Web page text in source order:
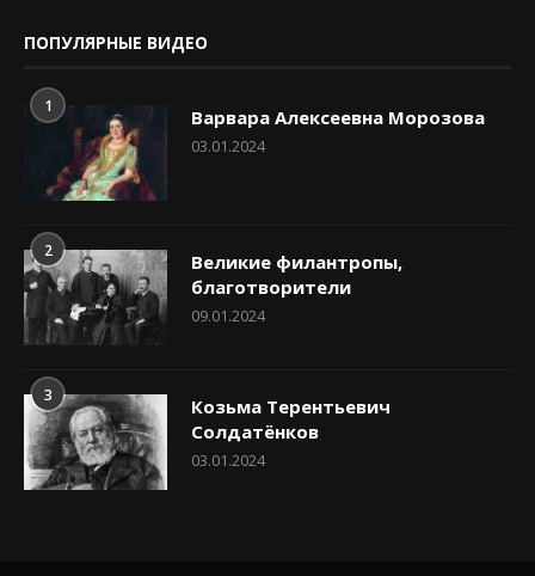
ПОПУЛЯРНЫЕ ВИДЕО
1 Варвара Алексеевна Морозова
03.01.2024
2
Великие филантропы,
благотворители
09.01.2024
3
Козьма Терентьевич
Солдатёнков
03.01.2024